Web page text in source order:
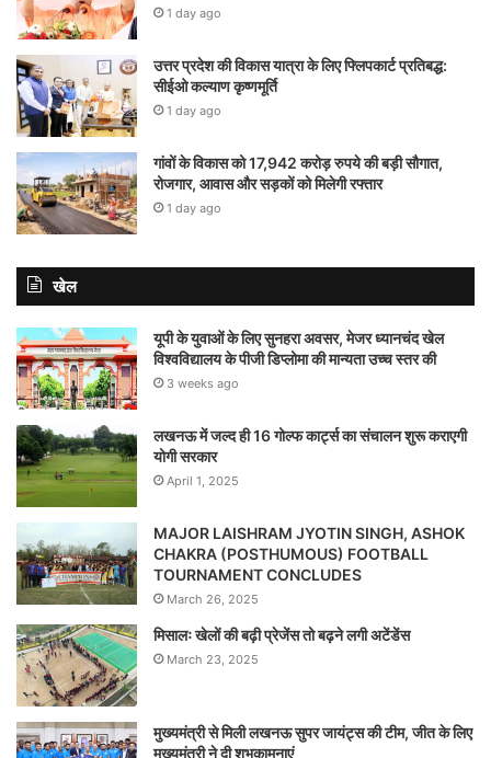
1 day ago
उत्तर प्रदेश की विकास यात्रा के लिए फ्लिपकार्ट प्रतिबद्ध:
सीईओ कल्याण कृष्णमूर्ति
1 day ago
गांवों के विकास को 17,942 करोड़ रुपये की बड़ी सौगात,
रोजगार, आवास और सड़कों को मिलेगी रफ्तार
1 day ago
खेल
यूपी के युवाओं के लिए सुनहरा अवसर, मेजर ध्यानचंद खेल
विश्वविद्यालय के पीजी डिप्लोमा की मान्यता उच्च स्तर की
3 weeks ago
लखनऊ में जल्द ही 16 गोल्फ कार्ट्स का संचालन शुरू कराएगी
योगी सरकार
April 1, 2025
MAJOR LAISHRAM JYOTIN SINGH, ASHOK
CHAKRA (POSTHUMOUS) FOOTBALL
TOURNAMENT CONCLUDES
March 26, 2025
मिसालः खेलों की बढ़ी प्रेजेंस तो बढ़ने लगी अटेंडेंस
March 23, 2025
मुख्यमंत्री से मिली लखनऊ सुपर जायंट्स की टीम, जीत के लिए
मुख्यमंत्री ने दी शुभकामनाएं